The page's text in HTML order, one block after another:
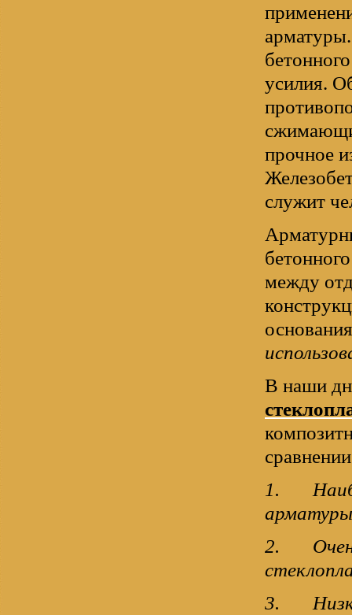
усилия.
прочное
служит
между
В наши
1.
арматуры
2.
3.